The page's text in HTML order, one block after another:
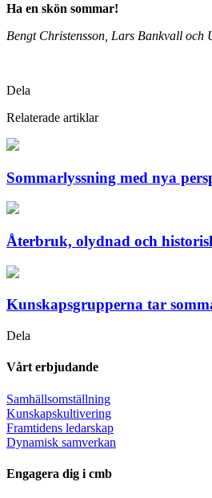
Ha en skön sommar!
Bengt Christensson, Lars Bankvall och
Dela
Relaterade artiklar
Sommarlyssning med nya
Återbruk, olydnad och
Kunskapsgrupperna tar
Dela
Vårt erbjudande
Samhällsomställning
Kunskapskultivering
Framtidens ledarskap
Dynamisk samverkan
Engagera dig i cmb